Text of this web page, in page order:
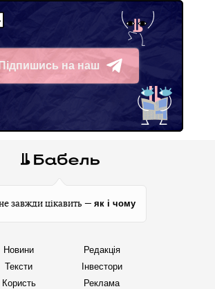
Підпишись на наш
Telegram
завжди цікавить — як і чому
Новини
Тексти
Користь
Редакція
Інвестори
Реклама